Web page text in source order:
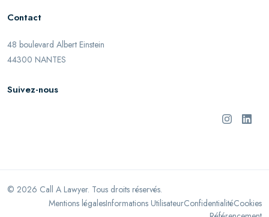
Contact
48 boulevard Albert Einstein
44300 NANTES
Suivez-nous
© 2026 Call A Lawyer. Tous droits réservés.
Mentions légalesInformations UtilisateurConfidentialitéCookies